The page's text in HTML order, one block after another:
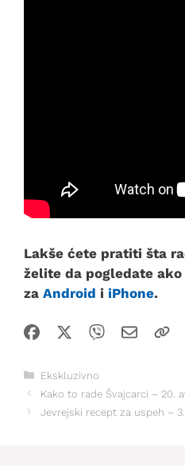
Lakše ćete pratiti šta
želite da pogledate
za Android i iPhone.
Kategorije
Ekskluzivno
Kako to rade Švajcarci – 20.
Jevrejski recept za uspeh – 3.